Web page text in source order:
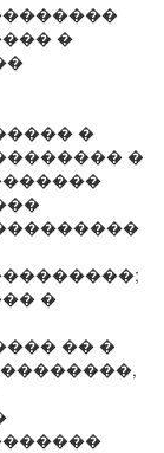
�
�
�
�
�� �